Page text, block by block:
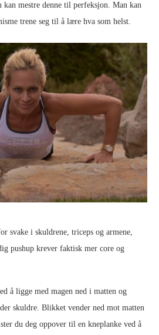
kan mestre denne til perfeksjon. Man kan
trene seg til å lære hva som helst.
svake i skuldrene, triceps og armene,
pushup krever faktisk mer core og
å ligge med magen ned i matten og
skuldre. Blikket vender ned mot matten
du deg oppover til en kneplanke ved å